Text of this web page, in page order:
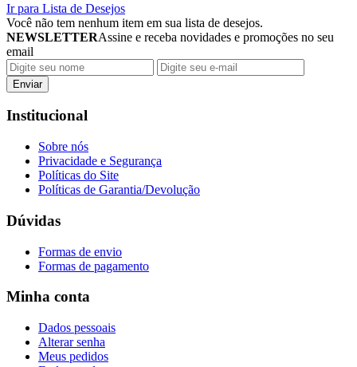
Ir para Lista de Desejos
Você não tem nenhum item em sua lista de desejos.
NEWSLETTERAssine e receba novidades e promoções no seu
email
Enviar
Institucional
Sobre nós
Privacidade e Segurança
Políticas do Site
Políticas de Garantia/Devolução
Dúvidas
Formas de envio
Formas de pagamento
Minha conta
Dados pessoais
Alterar senha
Meus pedidos